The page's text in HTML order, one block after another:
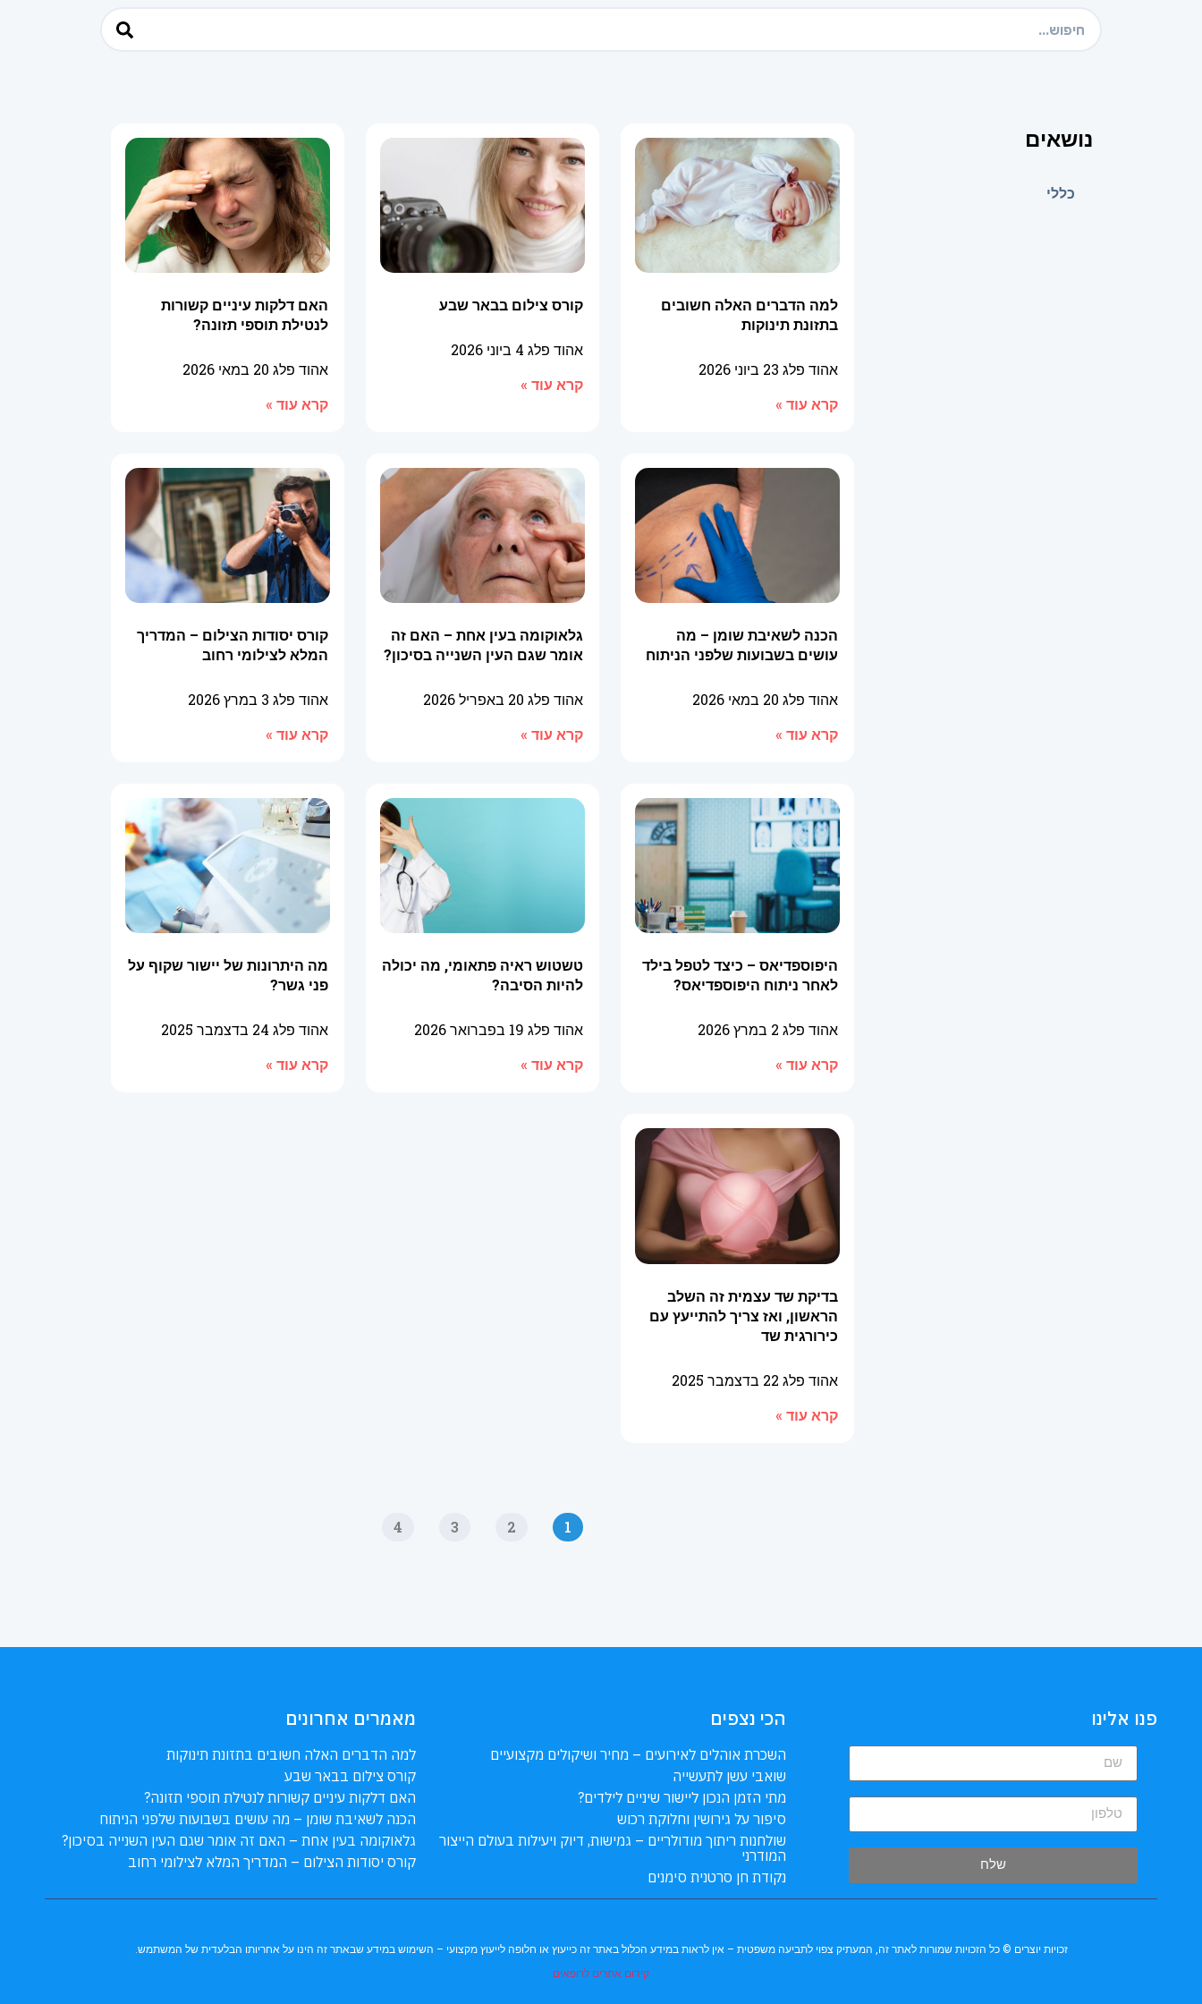
נושאים
כללי
למה הדברים האלה חשובים
בתזונת תינוקות
אהוד פלג 23 ביוני 2026
קרא עוד »
קורס צילום בבאר שבע
אהוד פלג 4 ביוני 2026
קרא עוד »
האם דלקות עיניים קשורות
לנטילת תוספי תזונה?
אהוד פלג 20 במאי 2026
קרא עוד »
הכנה לשאיבת שומן – מה
עושים בשבועות שלפני הניתוח
אהוד פלג 20 במאי 2026
קרא עוד »
גלאוקומה בעין אחת – האם זה
אומר שגם העין השנייה בסיכון?
אהוד פלג 20 באפריל 2026
קרא עוד »
קורס יסודות הצילום – המדריך
המלא לצילומי רחוב
אהוד פלג 3 במרץ 2026
קרא עוד »
היפוספדיאס – כיצד לטפל בילד
לאחר ניתוח היפוספדיאס?
אהוד פלג 2 במרץ 2026
קרא עוד »
טשטוש ראיה פתאומי, מה יכולה
להיות הסיבה?
אהוד פלג 19 בפברואר 2026
קרא עוד »
מה היתרונות של יישור שקוף על
פני גשר?
אהוד פלג 24 בדצמבר 2025
קרא עוד »
בדיקת שד עצמית זה השלב
הראשון, ואז צריך להתייעץ עם
כירורגית שד
אהוד פלג 22 בדצמבר 2025
קרא עוד »
1
2
3
4
פנו אלינו
שלח
הכי נצפים
השכרת אוהלים לאירועים – מחיר ושיקולים מקצועיים
שואבי עשן לתעשייה
מתי הזמן הנכון ליישור שיניים לילדים?
סיפור על גירושין וחלוקת רכוש
שולחנות ריתוך מודולריים – גמישות, דיוק ויעילות בעולם הייצור
המודרני
נקודת חן סרטנית סימנים
מאמרים אחרונים
למה הדברים האלה חשובים בתזונת תינוקות
קורס צילום בבאר שבע
האם דלקות עיניים קשורות לנטילת תוספי תזונה?
הכנה לשאיבת שומן – מה עושים בשבועות שלפני הניתוח
גלאוקומה בעין אחת – האם זה אומר שגם העין השנייה בסיכון?
קורס יסודות הצילום – המדריך המלא לצילומי רחוב
זכויות יוצרים © כל הזכויות שמורות לאתר זה, המעתיק צפוי לתביעה משפטית – אין לראות במידע הכלול באתר זה כייעוץ או חלופה לייעוץ מקצועי – השימוש במידע שבאתר זה הינו על אחריותו הבלעדית של המשתמש.
קידום אתרים לרופאים